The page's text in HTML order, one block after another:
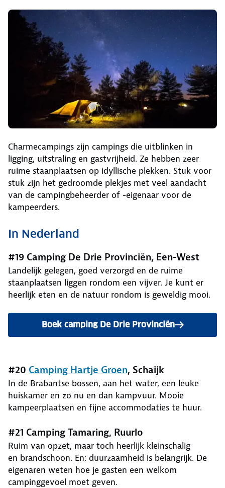
Charmecampings zijn campings die uitblinken in
ligging, uitstraling en gastvrijheid. Ze hebben zeer
ruime staanplaatsen op idyllische plekken. Stuk voor
stuk zijn het gedroomde plekjes met veel aandacht
van de campingbeheerder of -eigenaar voor de
kampeerders.
In Nederland
#19 Camping De Drie Provinciën, Een-West
Landelijk gelegen, goed verzorgd en de ruime
staanplaatsen liggen rondom een vijver. Je kunt er
heerlijk eten en de natuur rondom is geweldig mooi.
Boek camping De Drie Provinciën
#20 Camping Hartje Groen, Schaijk
In de Brabantse bossen, aan het water, een leuke
huiskamer en zo nu en dan kampvuur. Mooie
kampeerplaatsen en fijne accommodaties te huur.
#21 Camping Tamaring, Ruurlo
Ruim van opzet, maar toch heerlijk kleinschalig
en brandschoon. En: duurzaamheid is belangrijk. De
eigenaren weten hoe je gasten een welkom
campinggevoel moet geven.